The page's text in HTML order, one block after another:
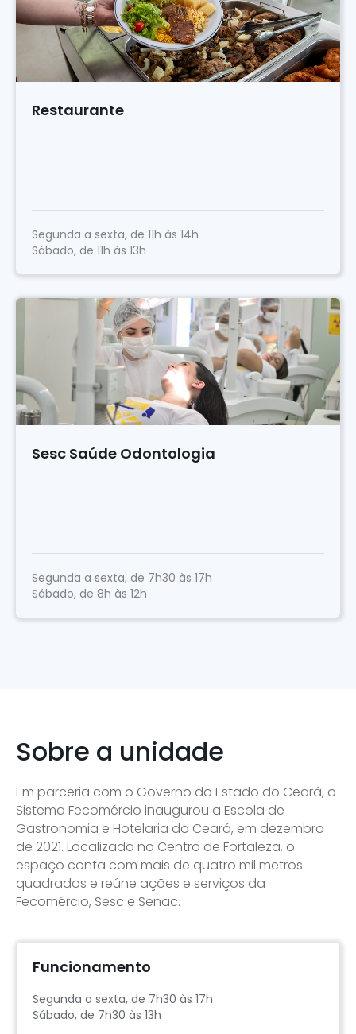
Restaurante
Segunda a sexta, de 11h às 14h
Sábado, de 11h às 13h
Sesc Saúde Odontologia
Segunda a sexta, de 7h30 às 17h
Sábado, de 8h às 12h
Sobre a unidade
Em parceria com o Governo do Estado do Ceará, o
Sistema Fecomércio inaugurou a Escola de
Gastronomia e Hotelaria do Ceará, em dezembro
de 2021. Localizada no Centro de Fortaleza, o
espaço conta com mais de quatro mil metros
quadrados e reúne ações e serviços da
Fecomércio, Sesc e Senac.
Funcionamento
Segunda a sexta, de 7h30 às 17h
Sábado, de 7h30 às 13h